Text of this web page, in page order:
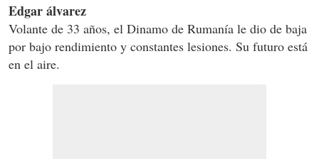
Edgar álvarez
Volante de 33 años, el Dinamo de Rumanía le dio de baja
por bajo rendimiento y constantes lesiones. Su futuro está
en el aire.